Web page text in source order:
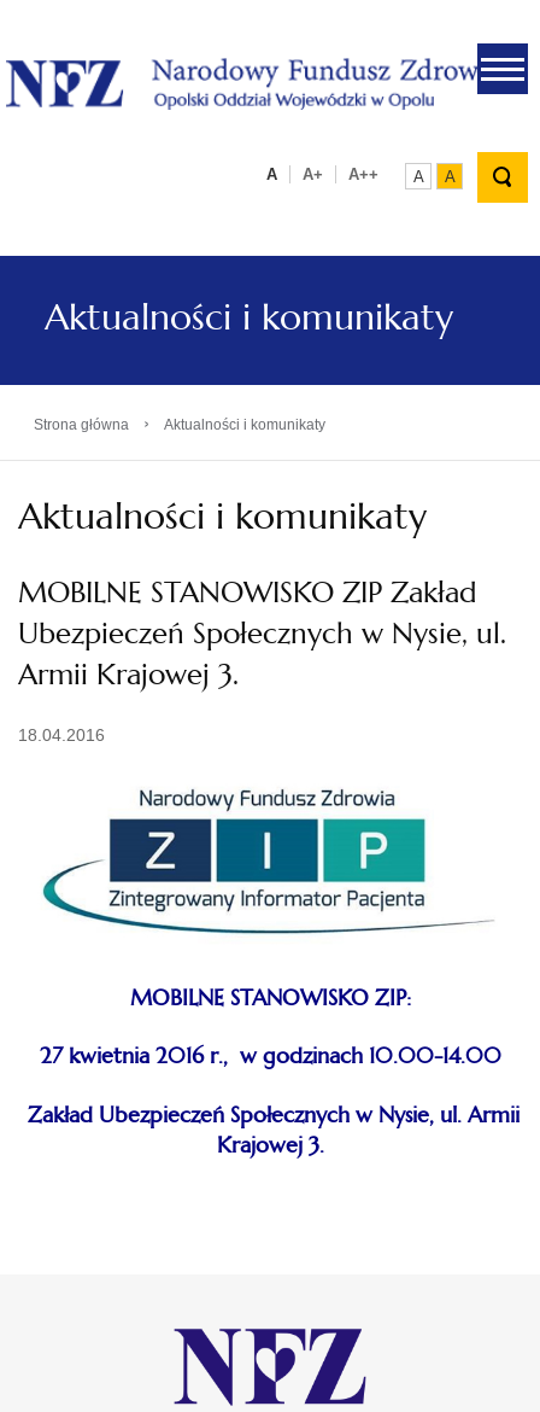
.
A A+ A++ A A
Aktualności i komunikaty
Strona główna › Aktualności i komunikaty
Aktualności i komunikaty
MOBILNE STANOWISKO ZIP Zakład
Ubezpieczeń Społecznych w Nysie, ul.
Armii Krajowej 3.
18.04.2016
MOBILNE STANOWISKO ZIP:
27 kwietnia 2016 r., w godzinach 10.00-14.00
Zakład Ubezpieczeń Społecznych w Nysie, ul. Armii
Krajowej 3.